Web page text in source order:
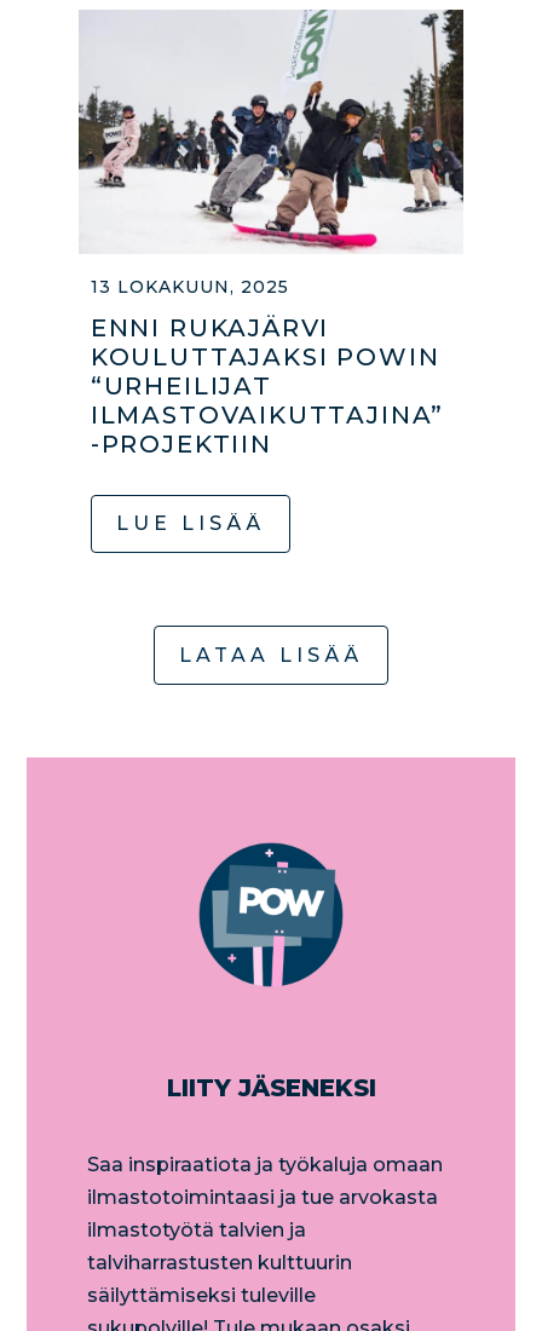
13 LOKAKUUN, 2025
ENNI RUKAJÄRVI
KOULUTTAJAKSI POWIN
“URHEILIJAT
ILMASTOVAIKUTTAJINA”
-PROJEKTIIN
LUE LISÄÄ
LATAA LISÄÄ
LIITY JÄSENEKSI
​Saa inspiraatiota ja työkaluja omaan
ilmastotoimintaasi ja tue arvokasta
ilmastotyötä talvien ja
talviharrastusten kulttuurin
säilyttämiseksi tuleville